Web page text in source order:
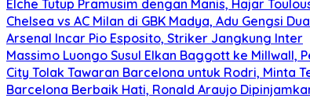
Elche Tutup Pramusim dengan Manis, Hajar
Chelsea vs AC Milan di GBK Madya, Adu Gengsi
Arsenal Incar Pio Esposito, Striker Jangkung Inter
Massimo Luongo Susul Elkan Baggott ke Millwall,
City Tolak Tawaran Barcelona untuk Rodri, Minta
Barcelona Berbaik Hati, Ronald Araujo